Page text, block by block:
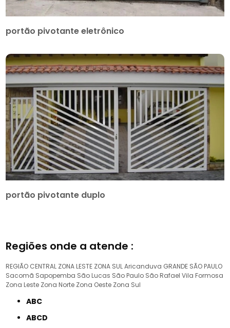
portão pivotante eletrônico
portão pivotante duplo
Regiões onde a atende :
REGIÃO CENTRAL ZONA LESTE ZONA SULAricanduva GRANDE SÃO PAULO
Sacomã Sapopemba São Lucas São Paulo São Rafael Vila Formosa
Zona Leste Zona Norte Zona Oeste Zona Sul
ABC
ABCD